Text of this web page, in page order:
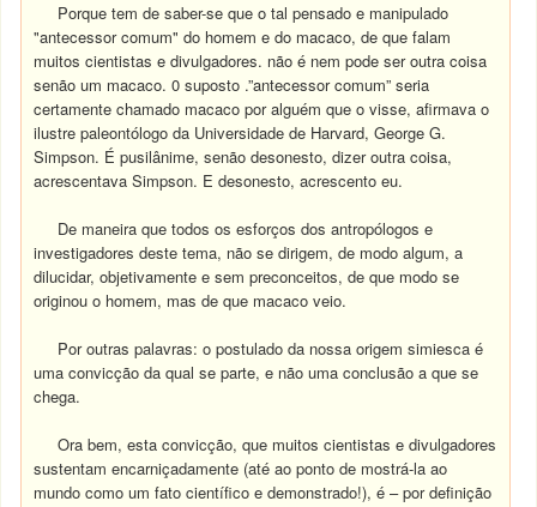
Porque tem de saber-se que o tal pensado e manipulado
"antecessor comum" do homem e do macaco, de que falam
muitos cientistas e divulgadores. não é nem pode ser outra coisa
senão um macaco. 0 suposto .”antecessor comum” seria
certamente chamado macaco por alguém que o visse, afirmava o
ilustre paleontólogo da Universidade de Harvard, George G.
Simpson. É pusilânime, senão desonesto, dizer outra coisa,
acrescentava Simpson. E desonesto, acrescento eu.
De maneira que todos os esforços dos antropólogos e
investigadores deste tema, não se dirigem, de modo algum, a
dilucidar, objetivamente e sem preconceitos, de que modo se
originou o homem, mas de que macaco veio.
Por outras palavras: o postulado da nossa origem simiesca é
uma convicção da qual se parte, e não uma conclusão a que se
chega.
Ora bem, esta convicção, que muitos cientistas e divulgadores
sustentam encarniçadamente (até ao ponto de mostrá-la ao
mundo como um fato científico e demonstrado!), é – por definição